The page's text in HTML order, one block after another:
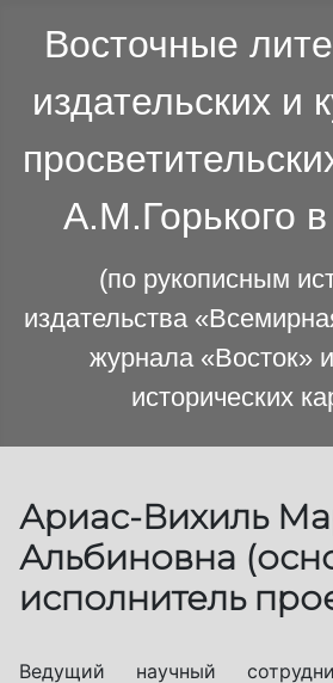
Восточные
издательских и
А.М.Горького в
(по рукописным
издательства
журнала «Восток»
исторических
Ариас-Вихиль
Альбиновна
исполнитель
Ведущий научный